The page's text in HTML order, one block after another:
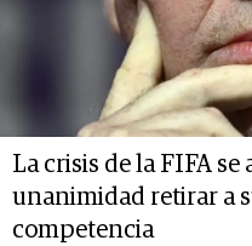
La crisis de la FIFA
unanimidad retirar a
competencia